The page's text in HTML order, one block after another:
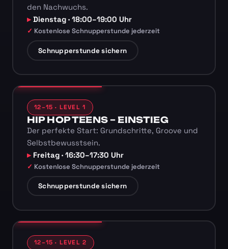
den Nachwuchs.
Dienstag · 18:00–19:00 Uhr
Kostenlose Schnupperstunde jederzeit
Schnupperstunde sichern
12–15 · LEVEL 1
HIP HOP TEENS – EINSTIEG
Der perfekte Start: Grundschritte, Groove und
Selbstbewusstsein.
Freitag · 16:30–17:30 Uhr
Kostenlose Schnupperstunde jederzeit
Schnupperstunde sichern
12–15 · LEVEL 2